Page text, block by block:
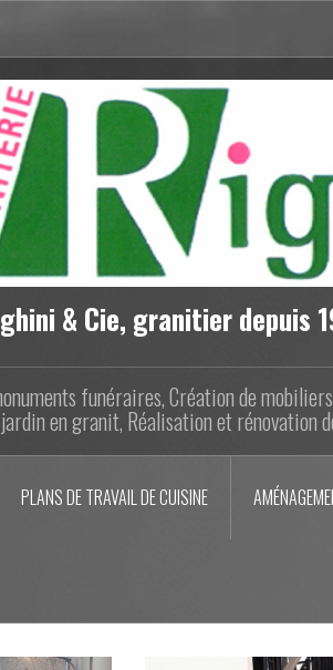
& Cie, granitier depuis
funéraires, Création de
jardin en granit, Réalisation et rénovation
PLANS DE TRAVAIL DE CUISINE